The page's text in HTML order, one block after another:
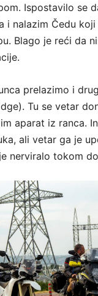
Ispostavilo se
i nalazim Čedu koji
Blago je reći da
prelazimo i
Tu se vetar
aparat iz ranca.
ali vetar ga je
nerviralo tokom